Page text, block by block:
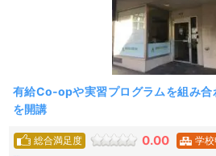
有給Co-opや実習プログラムを組み合
を開講
総合満足度 0.00 学